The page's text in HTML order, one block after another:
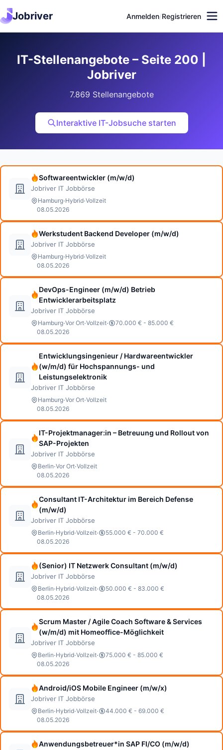
Jobriver Anmelden/Registrieren
IT-Stellenangebote – Seite 200 |
Jobriver
7.869 Stellenangebote
Interaktive IT-Jobsuche starten
Softwareentwickler (m/w/d)
Jobriver IT Jobbörse
Hamburg·Hybrid·Vollzeit
08.05.2026
Werkstudent Backend Developer (m/w/d)
Jobriver IT Jobbörse
Hamburg·Hybrid·Vollzeit
08.05.2026
DevOps-Engineer (m/w/d) Betrieb
Entwicklerarbeitsplatz
Jobriver IT Jobbörse
Hamburg·Vor Ort·Vollzeit·
70.000 € - 85.000 €
08.05.2026
Entwicklungsingenieur / Hardwareentwickler
(w/m/d) für Hochspannungs- und
Leistungselektronik
Jobriver IT Jobbörse
Hamburg·Vor Ort·Vollzeit
08.05.2026
IT-Projektmanager:in – Betreuung und Rollout von
SAP-Projekten
Jobriver IT Jobbörse
Berlin·Vor Ort·Vollzeit
08.05.2026
Consultant IT-Architektur im Bereich Defense
(m/w/d)
Jobriver IT Jobbörse
Berlin·Hybrid·Vollzeit·
55.000 € - 70.000 €
08.05.2026
(Senior) IT Netzwerk Consultant (m/w/d)
Jobriver IT Jobbörse
Berlin·Hybrid·Vollzeit·
50.000 € - 83.000 €
08.05.2026
Scrum Master / Agile Coach Software & Services
(w/m/d) mit Homeoffice-Möglichkeit
Jobriver IT Jobbörse
Berlin·Hybrid·Vollzeit·
75.000 € - 85.000 €
08.05.2026
Android/iOS Mobile Engineer (m/w/x)
Jobriver IT Jobbörse
Berlin·Hybrid·Vollzeit·
44.000 € - 69.000 €
08.05.2026
Anwendungsbetreuer*in SAP FI/CO (m/w/d)